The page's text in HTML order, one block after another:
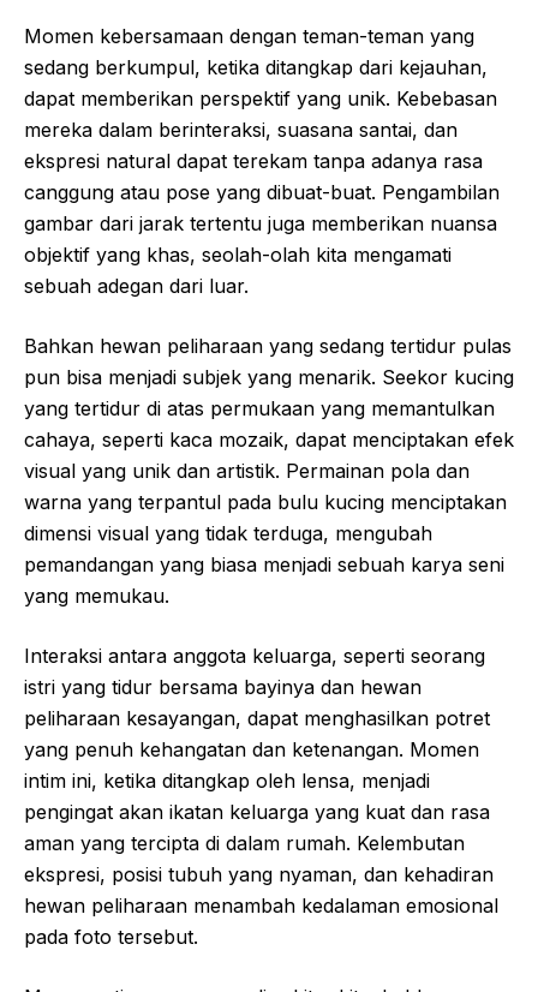
Momen kebersamaan dengan teman-teman yang
sedang berkumpul, ketika ditangkap dari kejauhan,
dapat memberikan perspektif yang unik. Kebebasan
mereka dalam berinteraksi, suasana santai, dan
ekspresi natural dapat terekam tanpa adanya rasa
canggung atau pose yang dibuat-buat. Pengambilan
gambar dari jarak tertentu juga memberikan nuansa
objektif yang khas, seolah-olah kita mengamati
sebuah adegan dari luar.
Bahkan hewan peliharaan yang sedang tertidur pulas
pun bisa menjadi subjek yang menarik. Seekor kucing
yang tertidur di atas permukaan yang memantulkan
cahaya, seperti kaca mozaik, dapat menciptakan efek
visual yang unik dan artistik. Permainan pola dan
warna yang terpantul pada bulu kucing menciptakan
dimensi visual yang tidak terduga, mengubah
pemandangan yang biasa menjadi sebuah karya seni
yang memukau.
Interaksi antara anggota keluarga, seperti seorang
istri yang tidur bersama bayinya dan hewan
peliharaan kesayangan, dapat menghasilkan potret
yang penuh kehangatan dan ketenangan. Momen
intim ini, ketika ditangkap oleh lensa, menjadi
pengingat akan ikatan keluarga yang kuat dan rasa
aman yang tercipta di dalam rumah. Kelembutan
ekspresi, posisi tubuh yang nyaman, dan kehadiran
hewan peliharaan menambah kedalaman emosional
pada foto tersebut.